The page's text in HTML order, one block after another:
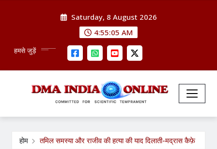
Saturday, 8 August 2026
4:55:06 AM
हमसे जुड़ें
होम तमिल समस्या और राजीव की हत्या की याद दिलाती-मद्रास कैफ़े